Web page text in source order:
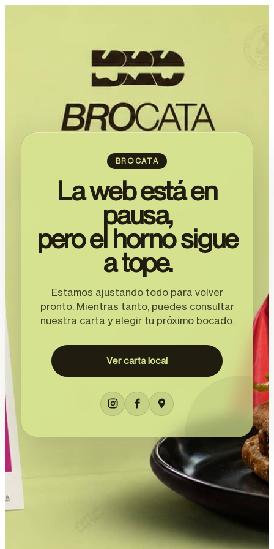
BROCATA
La web está en
pausa,
pero el horno sigue
a tope.
Estamos ajustando todo para volver
pronto. Mientras tanto, puedes consultar
nuestra carta y elegir tu próximo bocado.
Ver carta local